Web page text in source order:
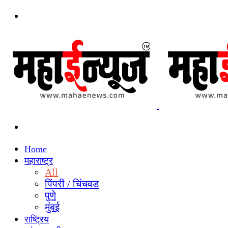
Home
महाराष्ट्र
All
पिंपरी / चिंचवड
पुणे
मुंबई
राष्ट्रिय